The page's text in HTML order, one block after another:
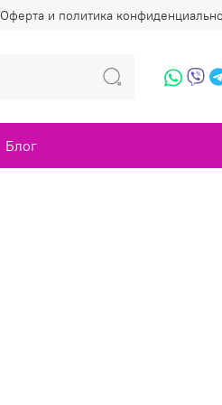
Оферта и политика
Блог